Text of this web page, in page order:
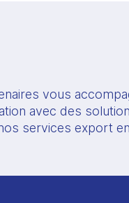
vous
avec des
services export